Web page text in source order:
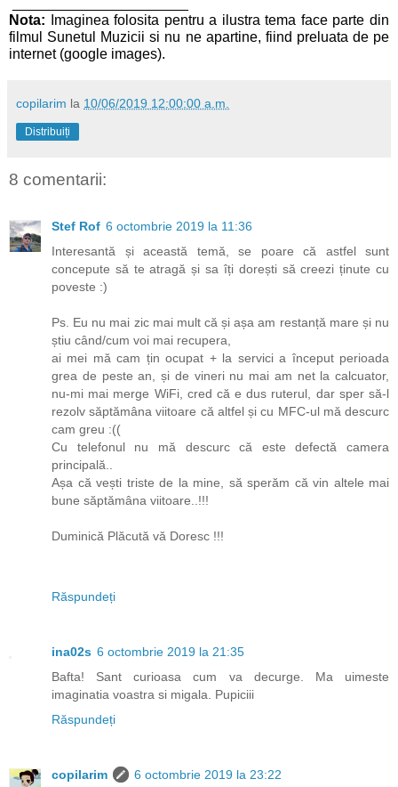
Nota:
Imaginea folosita pentru a ilustra tema face parte din
filmul Sunetul Muzicii si nu ne apartine, fiind preluata de pe
internet (google images).
copilarim la 10/06/2019 12:00:00 a.m.
Distribuiți
8 comentarii:
Stef Rof 6 octombrie 2019 la 11:36
Interesantă și această temă, se poare că astfel sunt
concepute să te atragă și sa îți dorești să creezi ținute cu
poveste :)
Ps. Eu nu mai zic mai mult că și așa am restanță mare și nu
știu când/cum voi mai recupera,
ai mei mă cam țin ocupat + la servici a început perioada
grea de peste an, și de vineri nu mai am net la calcuator,
nu-mi mai merge WiFi, cred că e dus ruterul, dar sper să-l
rezolv săptămâna viitoare că altfel și cu MFC-ul mă descurc
cam greu :((
Cu telefonul nu mă descurc că este defectă camera
principală..
Așa că vești triste de la mine, să sperăm că vin altele mai
bune săptămâna viitoare..!!!
Duminică Plăcută vă Doresc !!!
Răspundeți
ina02s 6 octombrie 2019 la 21:35
Bafta! Sant curioasa cum va decurge. Ma uimeste
imaginatia voastra si migala. Pupiciii
Răspundeți
copilarim
6 octombrie 2019 la 23:22